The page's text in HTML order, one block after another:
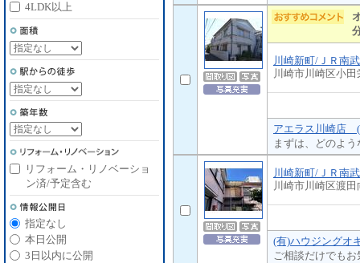
川崎新町/ＪＲ南
川崎市川崎区小田
アエラス川崎店 (
まずは、どのよ
川崎新町/ＪＲ南
川崎市川崎区渡田
(有)ハウジングオ
ご相談だけでも
4LDK以上
リフォーム・リノベーショ
ン済/予定含む
指定なし
本日公開
3日以内に公開